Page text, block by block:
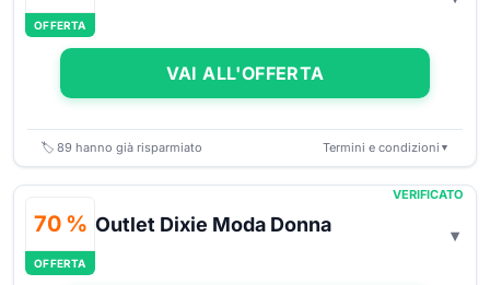
OFFERTA
VAI ALL'OFFERTA
🏷️ 89 hanno già risparmiato Termini e condizioni ▼
70 %
OFFERTA
VERIFICATO
Outlet Dixie Moda Donna